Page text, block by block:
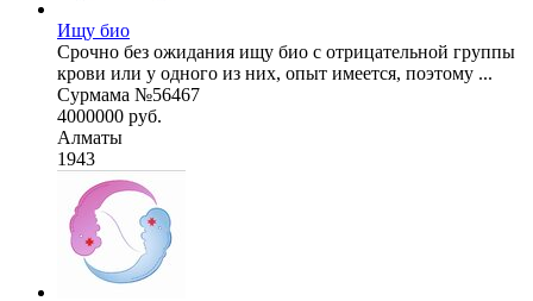
Ищу био
Срочно без ожидания ищу био с отрицательной группы
крови или у одного из них, опыт имеется, поэтому ...
Сурмама №56467
4000000 руб.
Алматы
1943